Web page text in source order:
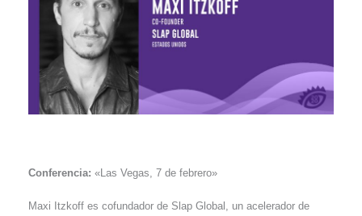
Conferencia: «Las Vegas, 7 de febrero»
Maxi Itzkoff es cofundador de Slap Global, un acelerador de